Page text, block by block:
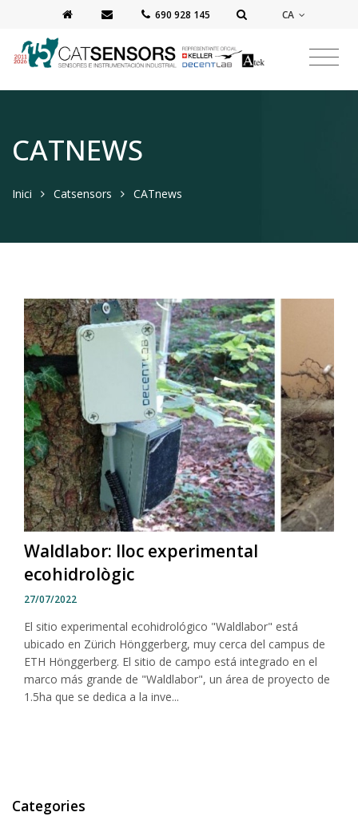
‭690 928 145‬ CA
CATNEWS
Inici Catsensors CATnews
Waldlabor: lloc experimental
ecohidrològic
27/07/2022
El sitio experimental ecohidrológico "Waldlabor" está
ubicado en Zürich Hönggerberg, muy cerca del campus de
ETH Hönggerberg. El sitio de campo está integrado en el
marco más grande de "Waldlabor", un área de proyecto de
1.5ha que se dedica a la inve...
Categories